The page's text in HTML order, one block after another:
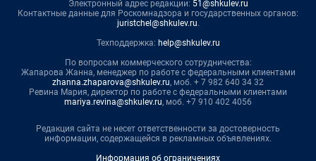
Электронный адрес редакции: 51@shkulev.ru
Контактные данные для Роскомнадзора и государственных органов:
juristchel@shkulev.ru.
Техподдержка: help@shkulev.ru
По вопросам коммерческого сотрудничества:
Жапарова Жанна, менеджер по работе с федеральными клиентами
zhanna.zhaparova@shkulev.ru, моб. + 7 982 640 34 32
Ревина Мария, директор по работе с федеральными клиентами
mariya.revina@shkulev.ru, моб. +7 910 402 4056
Редакция сайта не несет ответственности за достоверность
информации, содержащейся в рекламных объявлениях.
Информация об ограничениях